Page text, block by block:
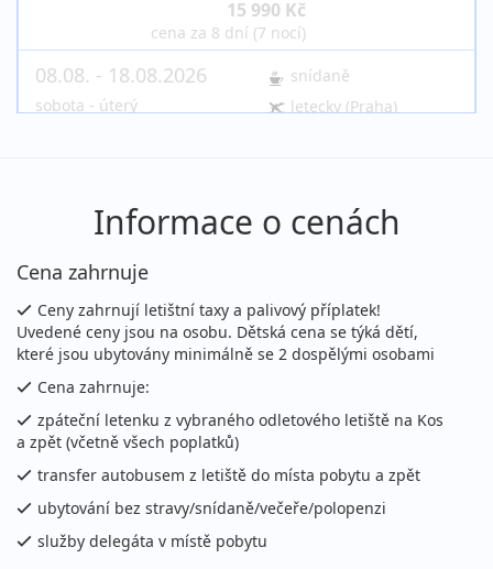
15 990 Kč
cena za 8 dní (7 nocí)
08.08. - 18.08.2026
sobota - úterý
snídaně
letecky (Praha)
08.08. - 18.08.2026
sobota - úterý
letecky (Vídeň)
08.08. - 19.08.2026
sobota - středa
snídaně
letecky (Praha)
cena za 12 dní (11 nocí) vyprodáno
08.08. - 19.08.2026
sobota - středa
snídaně
letecky (Vídeň)
18 990 Kč
cena za 12 dní (11 nocí)
Informace o cenách
Cena zahrnuje
Ceny zahrnují letištní taxy a palivový příplatek!
Uvedené ceny jsou na osobu. Dětská cena se týká dětí,
které jsou ubytovány minimálně se 2 dospělými osobami
Cena zahrnuje:
zpáteční letenku z vybraného odletového letiště na Kos
a zpět (včetně všech poplatků)
transfer autobusem z letiště do místa pobytu a zpět
ubytování bez stravy/snídaně/večeře/polopenzi
služby delegáta v místě pobytu